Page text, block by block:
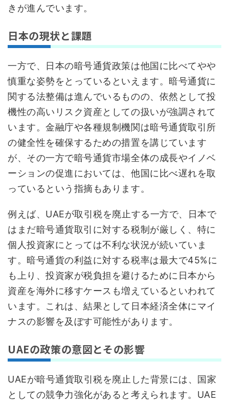
きが進んでいます。
日本の現状と課題
一方で、日本の暗号通貨政策は他国に比べてやや
慎重な姿勢をとっているといえます。暗号通貨に
関する法整備は進んでいるものの、依然として投
機性の高いリスク資産としての扱いが強調されて
います。金融庁や各種規制機関は暗号通貨取引所
の健全性を確保するための措置を講じています
が、その一方で暗号通貨市場全体の成長やイノベ
ーションの促進においては、他国に比べ遅れを取
っているという指摘もあります。
例えば、UAEが取引税を廃止する一方で、日本で
はまだ暗号通貨取引に対する税制が厳しく、特に
個人投資家にとっては不利な状況が続いていま
す。暗号通貨の利益に対する税率は最大で45%に
も上り、投資家が税負担を避けるために日本から
資産を海外に移すケースも増えているといわれて
います。これは、結果として日本経済全体にマイ
ナスの影響を及ぼす可能性があります。
UAEの政策の意図とその影響
UAEが暗号通貨取引税を廃止した背景には、国家
としての競争力強化があると考えられます。UAE